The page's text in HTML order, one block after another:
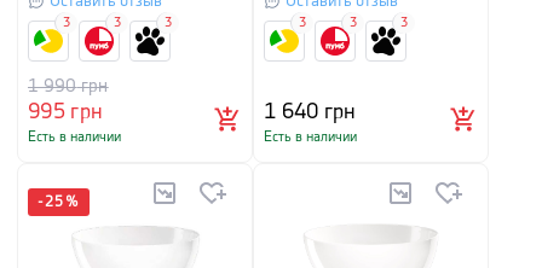
995грн
1 990грн
Есть в наличии
3 3 3
1 640 грн
Есть в наличии
3 3 3
-25 %